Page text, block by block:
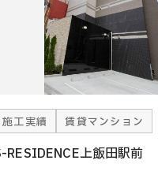
施工実績 賃貸マンション
RESIDENCE上飯田駅前